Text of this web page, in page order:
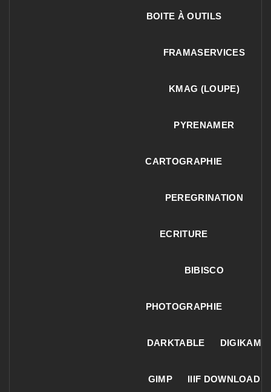
BOITE À OUTILS
FRAMASERVICES
KMAG (LOUPE)
PYRENAMER
CARTOGRAPHIE
PEREGRINATION
ECRITURE
BIBISCO
PHOTOGRAPHIE
DARKTABLE DIGIKAM
GIMP IIIF DOWNLOAD